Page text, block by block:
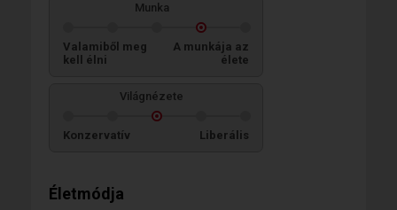
Munka
Valamiből meg
kell élni
A munkája az
élete
Világnézete
Konzervatív Liberális
Életmódja